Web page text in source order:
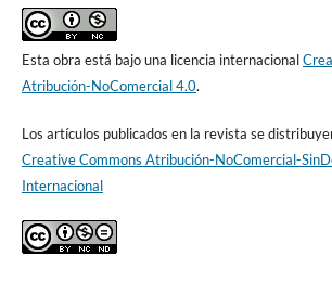
Esta obra está bajo una licencia internacional
Atribución-NoComercial 4.0.
Los artículos publicados en la revista se
Creative Commons Atribución-NoComercial-
Internacional